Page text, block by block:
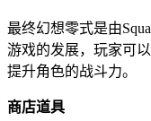
最终幻想零式是由
游戏的发展，玩家可
提升角色的战斗力。
商店道具